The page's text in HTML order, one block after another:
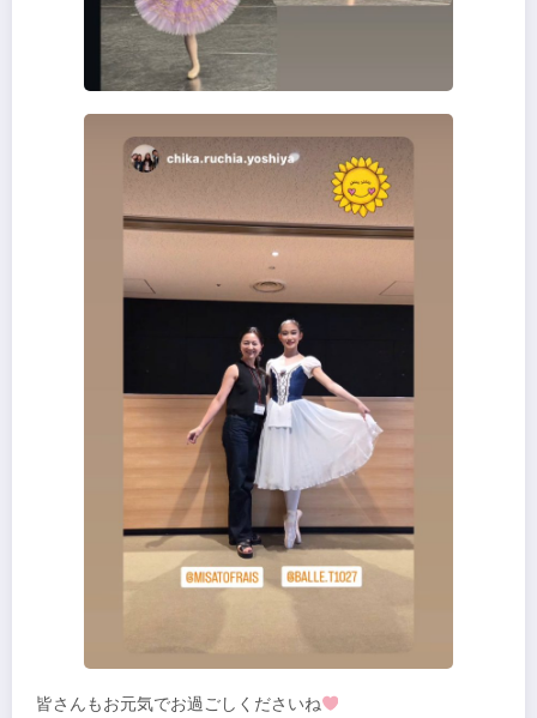
皆さんもお元気でお過ごしくださいね